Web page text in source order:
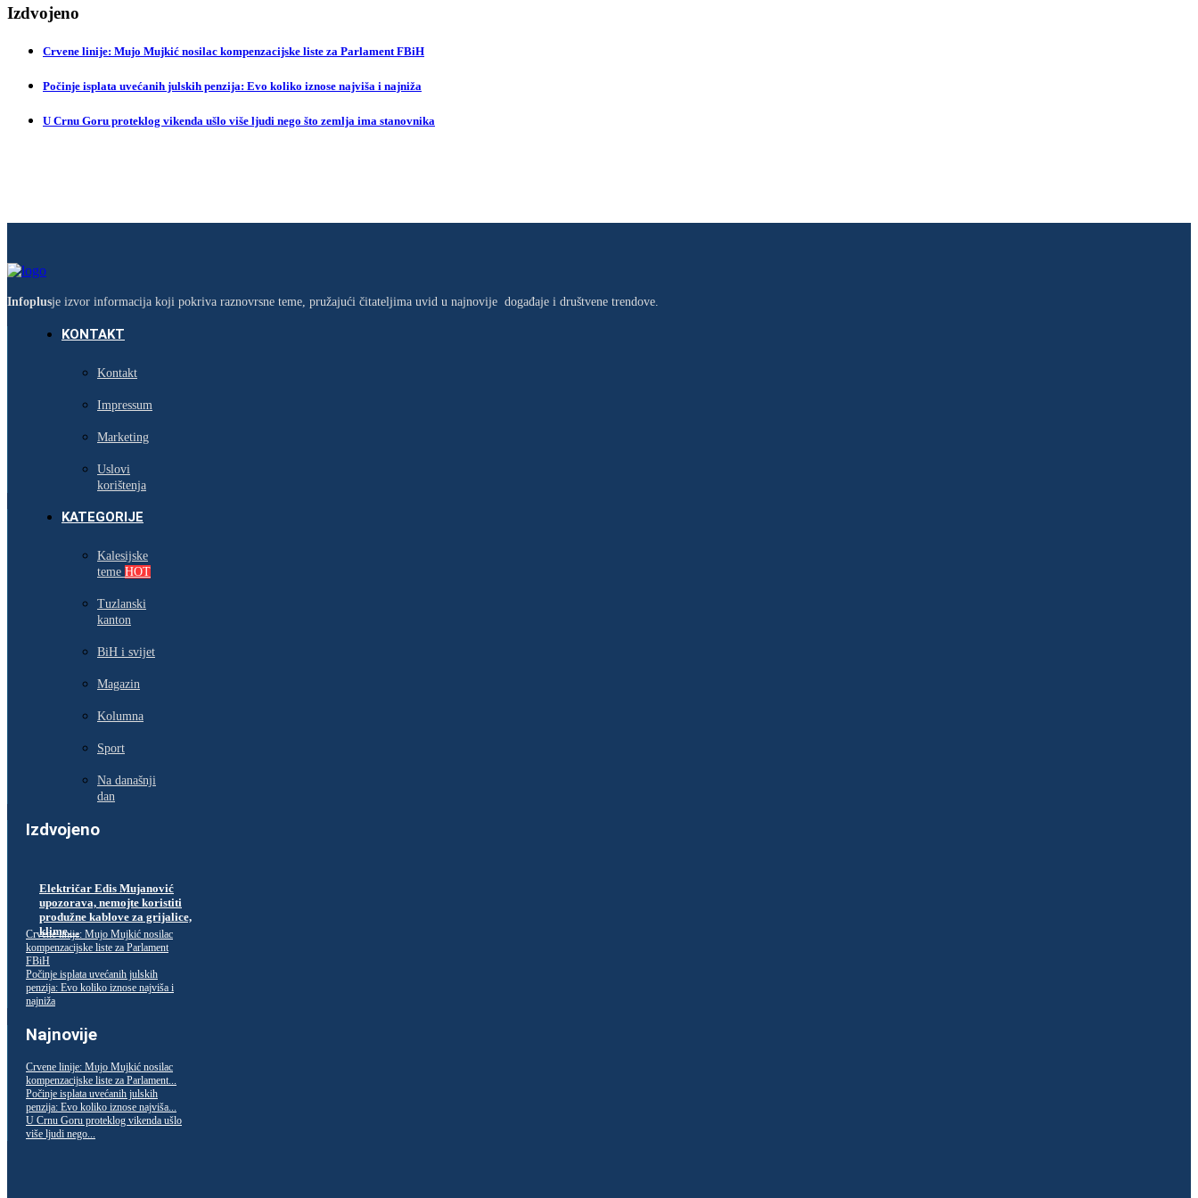
Izdvojeno
Crvene linije: Mujo Mujkić nosilac kompenzacijske liste za Parlament FBiH
Počinje isplata uvećanih julskih penzija: Evo koliko iznose najviša i najniža
U Crnu Goru proteklog vikenda ušlo više ljudi nego što zemlja ima stanovnika
Infoplusje izvor informacija koji pokriva raznovrsne teme, pružajući čitateljima uvid u najnovije događaje i društvene trendove.
KONTAKT
Kontakt
Impressum
Marketing
Uslovi
korištenja
KATEGORIJE
Kalesijske
teme HOT
Tuzlanski
kanton
BiH i svijet
Magazin
Kolumna
Sport
Na današnji
dan
Izdvojeno
Električar Edis Mujanović
upozorava, nemojte koristiti
produžne kablove za grijalice,
klime…
Crvene linije: Mujo Mujkić nosilac
kompenzacijske liste za Parlament
FBiH
Počinje isplata uvećanih julskih
penzija: Evo koliko iznose najviša i
najniža
Najnovije
Crvene linije: Mujo Mujkić nosilac
kompenzacijske liste za Parlament...
Počinje isplata uvećanih julskih
penzija: Evo koliko iznose najviša...
U Crnu Goru proteklog vikenda ušlo
više ljudi nego...